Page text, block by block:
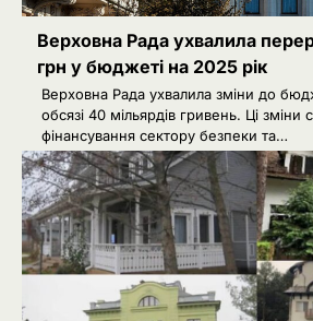
Верховна Рада ухвалила
грн у бюджеті на 2025 рік
Верховна Рада ухвалила зміни до
обсязі 40 мільярдів гривень. Ці зміни
фінансування сектору безпеки та…